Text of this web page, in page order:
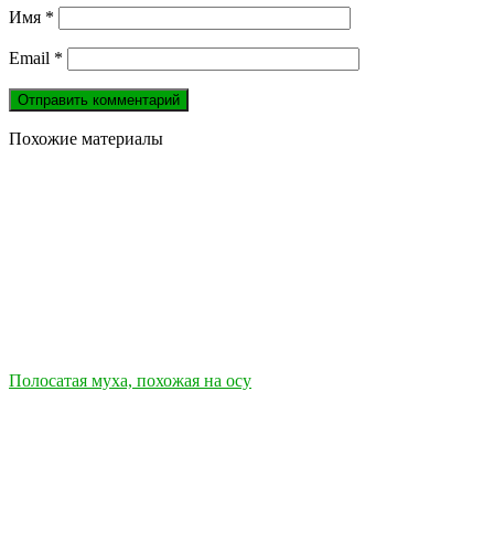
Имя *
Email *
Похожие материалы
Полосатая муха, похожая на осу